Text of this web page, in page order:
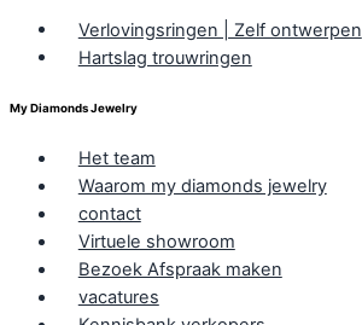
Verlovingsringen | Zelf ontwerpen
Hartslag trouwringen
My Diamonds Jewelry
Het team
Waarom my diamonds jewelry
contact
Virtuele showroom
Bezoek Afspraak maken
vacatures